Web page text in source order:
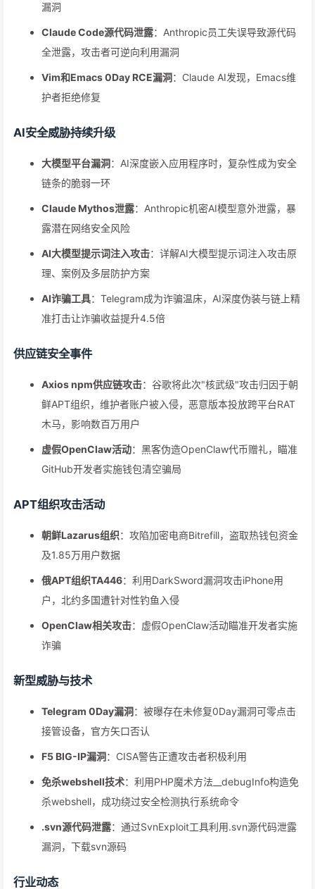
漏洞
Claude Code源代码泄露：Anthropic员工失误导致源代码
全泄露，攻击者可逆向利用漏洞
Vim和Emacs 0Day RCE漏洞：Claude AI发现，Emacs维
护者拒绝修复
AI安全威胁持续升级
大模型平台漏洞：AI深度嵌入应用程序时，复杂性成为安全
链条的脆弱一环
Claude Mythos泄露：Anthropic机密AI模型意外泄露，暴
露潜在网络安全风险
AI大模型提示词注入攻击：详解AI大模型提示词注入攻击原
理、案例及多层防护方案
AI诈骗工具：Telegram成为诈骗温床，AI深度伪装与链上精
准打击让诈骗收益提升4.5倍
供应链安全事件
Axios npm供应链攻击：谷歌将此次"核武级"攻击归因于朝
鲜APT组织，维护者账户被入侵，恶意版本投放跨平台RAT
木马，影响数百万用户
虚假OpenClaw活动：黑客伪造OpenClaw代币赠礼，瞄准
GitHub开发者实施钱包清空骗局
APT组织攻击活动
朝鲜Lazarus组织：攻陷加密电商Bitrefill，盗取热钱包资金
及1.85万用户数据
俄APT组织TA446：利用DarkSword漏洞攻击iPhone用
户，北约多国遭针对性钓鱼入侵
OpenClaw相关攻击：虚假OpenClaw活动瞄准开发者实施
诈骗
新型威胁与技术
Telegram 0Day漏洞：被曝存在未修复0Day漏洞可零点击
接管设备，官方矢口否认
F5 BIG-IP漏洞：CISA警告正遭攻击者积极利用
免杀webshell技术：利用PHP魔术方法__debugInfo构造免
杀webshell，成功绕过安全检测执行系统命令
.svn源代码泄露：通过SvnExploit工具利用.svn源代码泄露
漏洞，下载svn源码
行业动态